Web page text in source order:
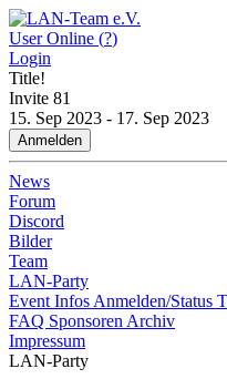
User Online (?)
Login
Title!
Invite 81
15. Sep 2023 - 17. Sep 2023
Anmelden
News
Forum
Discord
Bilder
Team
LAN-Party
Event Infos Anmelden/Status
FAQ Sponsoren Archiv
Impressum
LAN-Party